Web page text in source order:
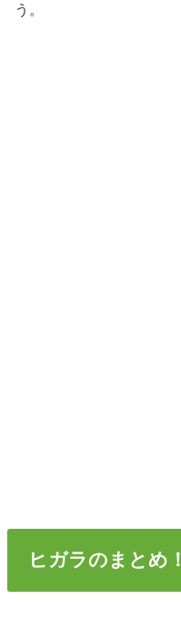
う。
ヒガラのまとめ！